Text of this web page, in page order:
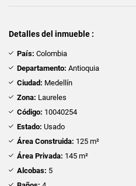
Detalles del inmueble :
País: Colombia
Departamento: Antioquia
Ciudad: Medellín
Zona: Laureles
Código: 10040254
Estado: Usado
Área Construida: 125 m²
Área Privada: 145 m²
Alcobas: 5